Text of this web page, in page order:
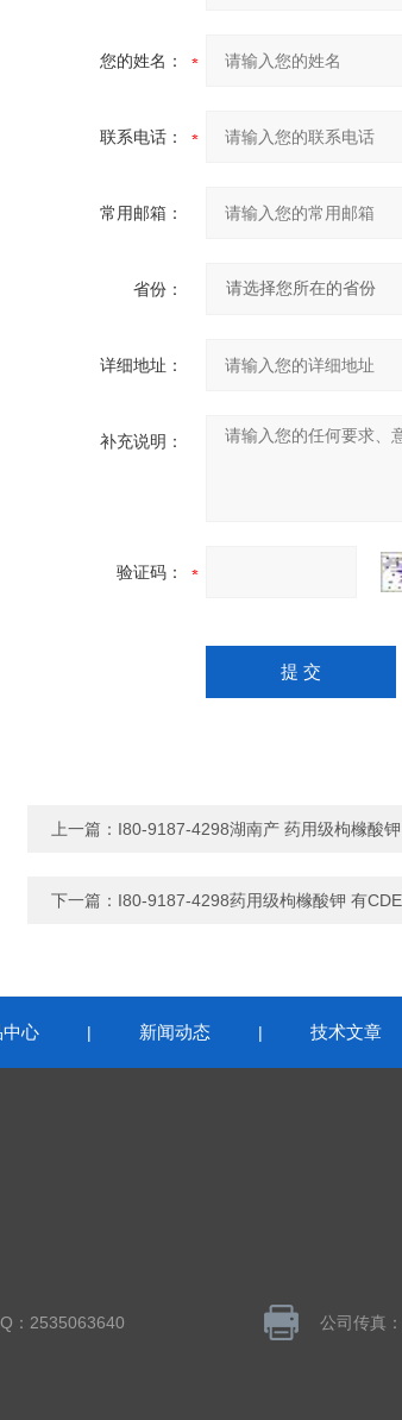
您的姓名：
联系电话：
常用邮箱：
省份：
详细地址：
补充说明：
验证码：
上一篇： I80-9187-4298湖南产 药用级枸橼酸
下一篇： I80-9187-4298药用级枸橼酸钾 有
中心 | 新闻动态 | 技术文章
：2535063640 公司传真